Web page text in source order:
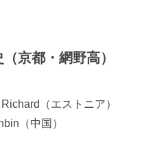
京都・網野高）
（エストニア）
（中国）